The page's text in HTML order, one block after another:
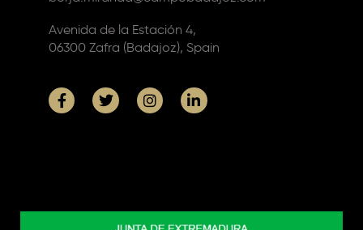
Avenida de la Estación 4,
06300 Zafra (Badajoz), Spain